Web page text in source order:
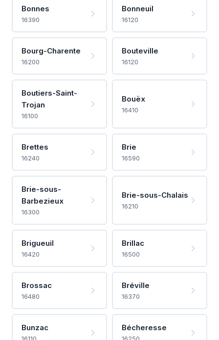
Bonnes
16390
Bonneuil
16120
Bourg-Charente
16200
Bouteville
16120
Boutiers-Saint-
Trojan
16100
Bouëx
16410
Brettes
16240
Brie
16590
Brie-sous-
Barbezieux
16300
Brie-sous-Chalais
16210
Brigueuil
16420
Brillac
16500
Brossac
16480
Bréville
16370
Bunzac
16110
Bécheresse
16250